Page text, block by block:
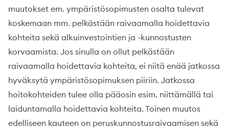
muutokset em. ympäristösopimusten osalta tulevat
koskemaan mm. pelkästään raivaamalla hoidettavia
kohteita sekä alkuinvestointien ja -kunnostusten
korvaamista. Jos sinulla on ollut pelkästään
raivaamalla hoidettavia kohteita, ei niitä enää jatkossa
hyväksytä ympäristösopimuksen piiriin. Jatkossa
hoitokohteiden tulee olla pääosin esim. niittämällä tai
laiduntamalla hoidettavia kohteita. Toinen muutos
edelliseen kauteen on peruskunnostusraivaamisen sekä